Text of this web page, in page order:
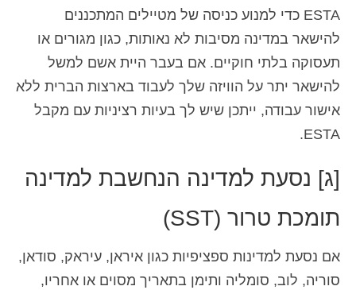
ESTA כדי למנוע כניסה של מטיילים המתכננים
להישאר במדינה מסיבות לא נאותות, כגון מגורים או
תעסוקה בלתי חוקיים. אם בעבר היית אשם למשל
להישאר יתר על הוויזה שלך לעבוד בארצות הברית ללא
אישור עבודה, ייתכן שיש לך בעיות רציניות עם מקבל
ESTA.
[ג] נסעת למדינה הנחשבת למדינה
תומכת טרור (SST)
אם נסעת למדינות ספציפיות כגון איראן, עיראק, סודאן,
סוריה, לוב, סומליה ותימן בתאריך מסוים או אחריו,